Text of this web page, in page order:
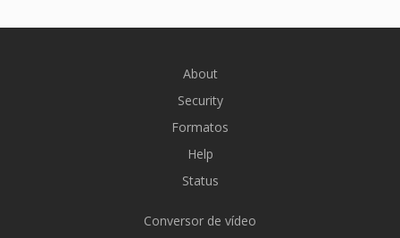
About
Security
Formatos
Help
Status
Conversor de vídeo